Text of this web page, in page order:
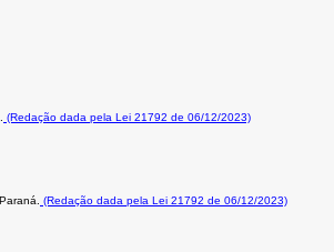
(Redação dada pela Lei 21792 de 06/12/2023)
(Redação dada pela Lei 21792 de 06/12/2023)